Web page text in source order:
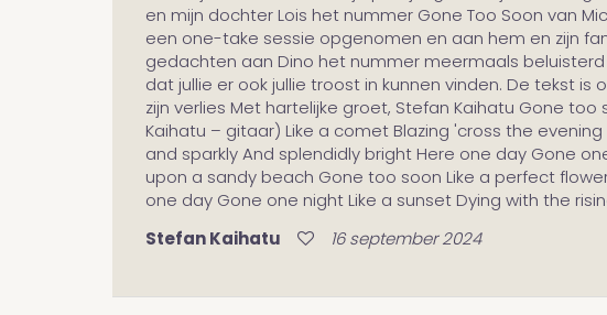
en mijn dochter Lois het nummer Gone Too Soon van
een one-take sessie opgenomen en aan hem en zijn
gedachten aan Dino het nummer meermaals
dat jullie er ook jullie troost in kunnen vinden. De tekst
zijn verlies Met hartelijke groet, Stefan Kaihatu Gone
Kaihatu – gitaar) Like a comet Blazing 'cross the
and sparkly And splendidly bright Here one day Gone
upon a sandy beach Gone too soon Like a perfect
one day Gone one night Like a sunset Dying with the
Stefan Kaihatu 16 september 2024